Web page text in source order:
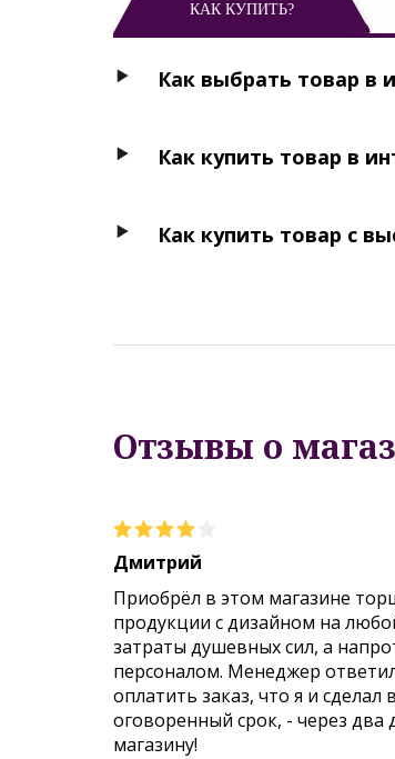
КАК КУПИТЬ?
Как выбрать товар в
Как купить товар в
Как купить товар с
Отзывы о
Дмитрий
Приобрёл в этом магазине
продукции с дизайном на
затраты душевных сил, а
персоналом. Менеджер
оплатить заказ, что я и
оговоренный срок, - через два
магазину!